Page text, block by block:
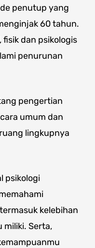
penutup yang
60 tahun.
fisik dan psikologis
penurunan
pengertian
umum dan
lingkupnya
psikologi
kelebihan
miliki. Serta,